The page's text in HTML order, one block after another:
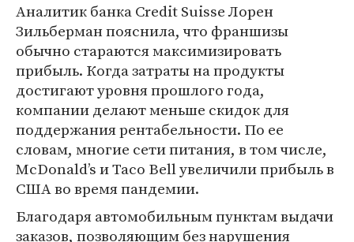
Аналитик банка Credit Suisse Лорен
Зильберман пояснила, что франшизы
обычно стараются максимизировать
прибыль. Когда затраты на продукты
достигают уровня прошлого года,
компании делают меньше скидок для
поддержания рентабельности. По ее
словам, многие сети питания, в том числе,
McDonald’s и Taco Bell увеличили прибыль в
США во время пандемии.
Благодаря автомобильным пунктам выдачи
заказов, позволяющим без нарушения